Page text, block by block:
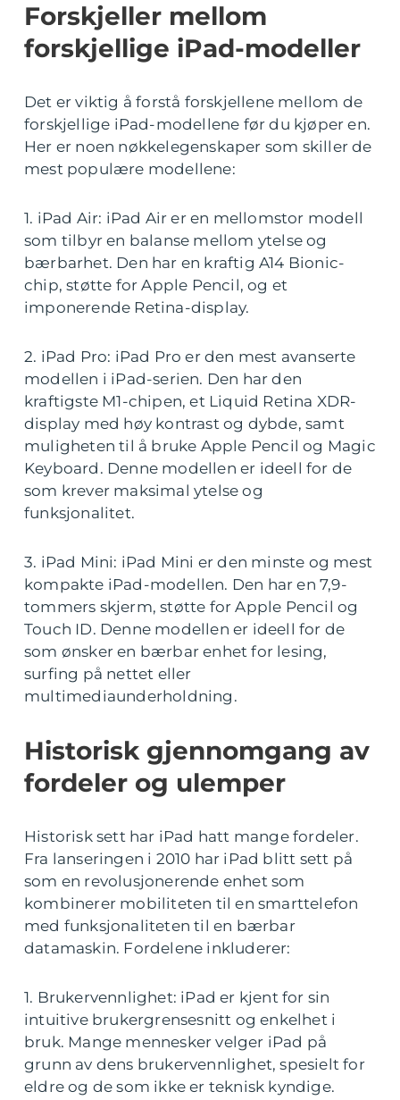
Forskjeller mellom
forskjellige iPad-modeller
Det er viktig å forstå forskjellene mellom de
forskjellige iPad-modellene før du kjøper en.
Her er noen nøkkelegenskaper som skiller de
mest populære modellene:
1. iPad Air: iPad Air er en mellomstor modell
som tilbyr en balanse mellom ytelse og
bærbarhet. Den har en kraftig A14 Bionic-
chip, støtte for Apple Pencil, og et
imponerende Retina-display.
2. iPad Pro: iPad Pro er den mest avanserte
modellen i iPad-serien. Den har den
kraftigste M1-chipen, et Liquid Retina XDR-
display med høy kontrast og dybde, samt
muligheten til å bruke Apple Pencil og Magic
Keyboard. Denne modellen er ideell for de
som krever maksimal ytelse og
funksjonalitet.
3. iPad Mini: iPad Mini er den minste og mest
kompakte iPad-modellen. Den har en 7,9-
tommers skjerm, støtte for Apple Pencil og
Touch ID. Denne modellen er ideell for de
som ønsker en bærbar enhet for lesing,
surfing på nettet eller
multimediaunderholdning.
Historisk gjennomgang av
fordeler og ulemper
Historisk sett har iPad hatt mange fordeler.
Fra lanseringen i 2010 har iPad blitt sett på
som en revolusjonerende enhet som
kombinerer mobiliteten til en smarttelefon
med funksjonaliteten til en bærbar
datamaskin. Fordelene inkluderer:
1. Brukervennlighet: iPad er kjent for sin
intuitive brukergrensesnitt og enkelhet i
bruk. Mange mennesker velger iPad på
grunn av dens brukervennlighet, spesielt for
eldre og de som ikke er teknisk kyndige.